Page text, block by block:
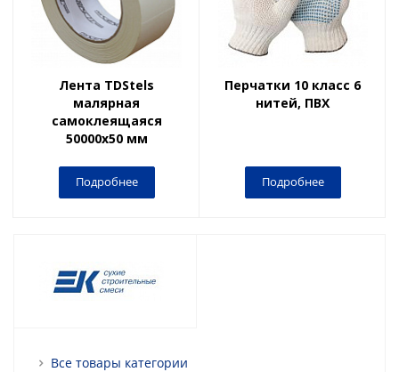
Лента TDStels
малярная
самоклеящаяся
50000x50 мм
Подробнее
Перчатки 10 класс 6
нитей, ПВХ
Подробнее
Все товары категории